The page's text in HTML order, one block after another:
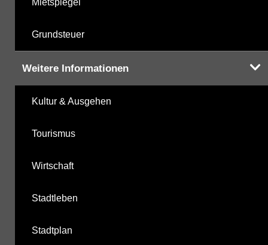
Grundsteuer
Weitere Informationen
Kultur & Ausgehen
Tourismus
Wirtschaft
Stadtleben
Stadtplan